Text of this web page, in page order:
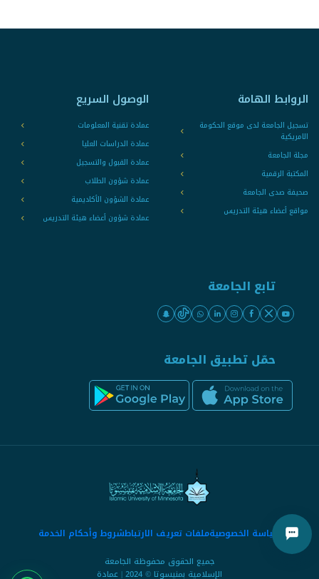
الروابط الهامة
تسجيل الجامعة لدى موقع الحكومة
الامريكية
مجلة الجامعة
المكتبة الرقمية
صحيفة صدى الجامعة
مواقع أعضاء هيئة التدريس
الوصول السريع
عمادة تقنية المعلومات
عمادة الدراسات العليا
عمادة القبول والتسجيل
عمادة شؤون الطلاب
عمادة الشؤون الأكاديمية
عمادة شؤون أعضاء هيئة التدريس
تابع الجامعة
حمّل تطبيق الجامعة
سياسة الخصوصيةملفات تعريف الارتباطشروط وأحكام الخدمة
جميع الحقوق محفوظة الجامعة
الإسلامية بمنيسوتا © 2024 | عمادة